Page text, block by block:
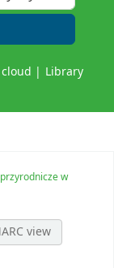
Library
w
view